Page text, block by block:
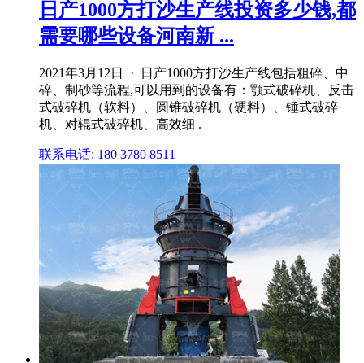
日产1000方打沙生产线投资多少钱,都
需要哪些设备河南新 ...
2021年3月12日 · 日产1000方打沙生产线包括粗碎、中
碎、制砂等流程,可以用到的设备有：颚式破碎机、反击
式破碎机（软料）、圆锥破碎机（硬料）、锤式破碎
机、对辊式破碎机、高效细 .
联系电话: 180 3780 8511